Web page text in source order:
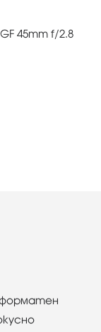
45mm f/2.8